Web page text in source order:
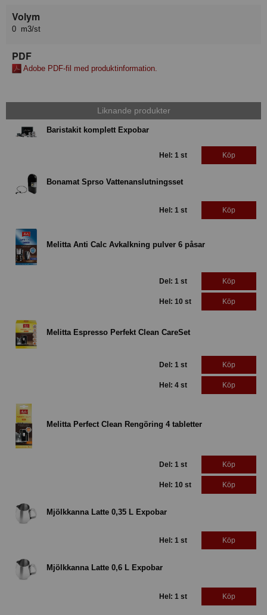
Volym
0 m3/st
PDF
Adobe PDF-fil med produktinformation.
Liknande produkter
Baristakit komplett Expobar
Hel: 1 st Köp
Bonamat Sprso Vattenanslutningsset
Hel: 1 st Köp
Melitta Anti Calc Avkalkning pulver 6 påsar
Del: 1 st Köp
Hel: 10 st Köp
Melitta Espresso Perfekt Clean CareSet
Del: 1 st Köp
Hel: 4 st Köp
Melitta Perfect Clean Rengöring 4 tabletter
Del: 1 st Köp
Hel: 10 st Köp
Mjölkkanna Latte 0,35 L Expobar
Hel: 1 st Köp
Mjölkkanna Latte 0,6 L Expobar
Hel: 1 st Köp